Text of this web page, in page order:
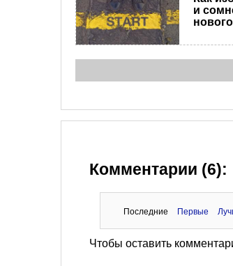
и
Комментарии (6):
Последние Первые
Чтобы оставить